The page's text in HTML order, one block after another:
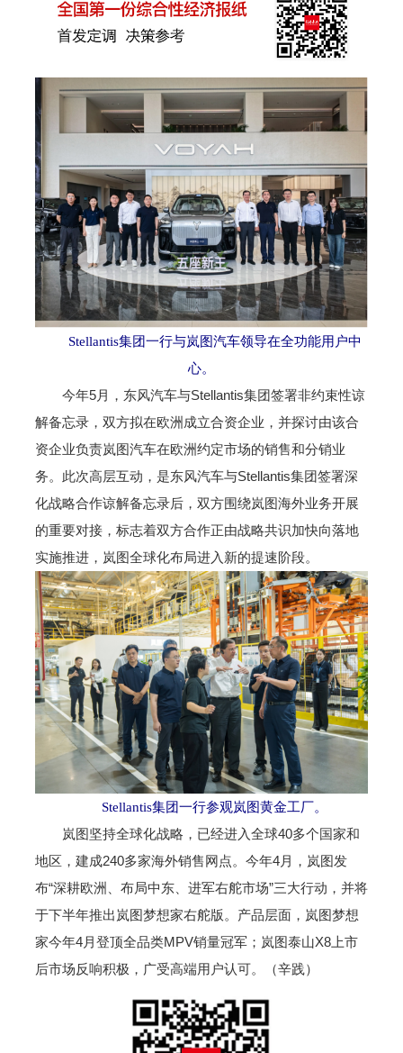
Stellantis集团一行与岚图汽车领导在全功能用户中
心。
今年5月，东风汽车与Stellantis集团签署非约束性谅
解备忘录，双方拟在欧洲成立合资企业，并探讨由该合
资企业负责岚图汽车在欧洲约定市场的销售和分销业
务。此次高层互动，是东风汽车与Stellantis集团签署深
化战略合作谅解备忘录后，双方围绕岚图海外业务开展
的重要对接，标志着双方合作正由战略共识加快向落地
实施推进，岚图全球化布局进入新的提速阶段。
Stellantis集团一行参观岚图黄金工厂。
岚图坚持全球化战略，已经进入全球40多个国家和
地区，建成240多家海外销售网点。今年4月，岚图发
布“深耕欧洲、布局中东、进军右舵市场”三大行动，并将
于下半年推出岚图梦想家右舵版。产品层面，岚图梦想
家今年4月登顶全品类MPV销量冠军；岚图泰山X8上市
后市场反响积极，广受高端用户认可。（辛践）